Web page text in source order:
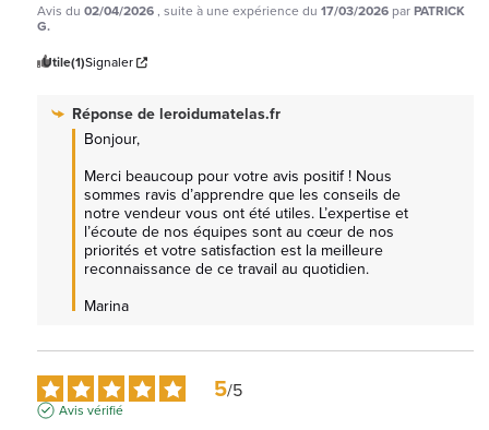
Avis du 02/04/2026, suite à une expérience du 17/03/2026 parPATRICK
G.
Utile(1)Signaler
Réponse de leroidumatelas.fr
Bonjour,
Merci beaucoup pour votre avis positif ! Nous
sommes ravis d’apprendre que les conseils de
notre vendeur vous ont été utiles. L’expertise et
l’écoute de nos équipes sont au cœur de nos
priorités et votre satisfaction est la meilleure
reconnaissance de ce travail au quotidien.
Marina
5/5
Avis vérifié